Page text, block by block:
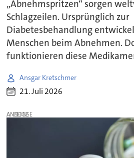
„Abnehmspritzen“ sorgen
Schlagzeilen. Ursprünglich zur
Diabetesbehandlung
Menschen beim Abnehmen.
funktionieren diese
Ansgar Kretschmer
21. Juli 2026
ANZEIGE